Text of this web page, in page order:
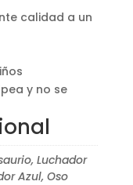
calidad a un
y no se
Luchador
Azul, Oso